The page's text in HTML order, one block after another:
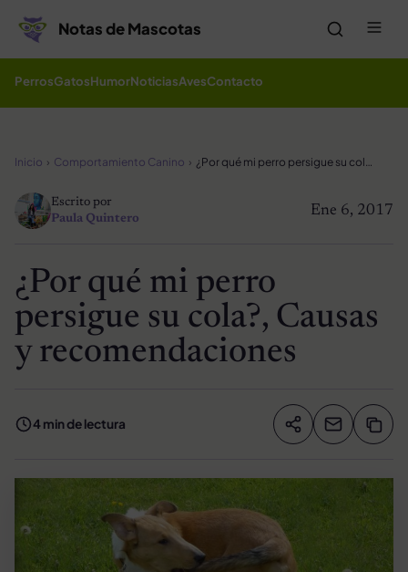
Notas de Mascotas
PerrosGatosHumorNoticiasAvesContacto
Inicio Comportamiento Canino ¿Por qué mi perro persigue su cola?, Causas y recomendaciones
Ene 6, 2017
Escrito por
Paula Quintero
¿Por qué mi perro
persigue su cola?, Causas
y recomendaciones
4 min de lectura Compartir